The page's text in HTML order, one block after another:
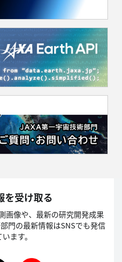
を受け取る
画像や、最新の研究開発成果
門の最新情報はSNSでも発信
ます。